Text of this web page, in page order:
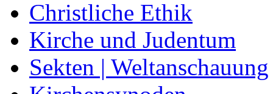
Christliche Ethik
Kirche und Judentum
Sekten | Weltanschauung